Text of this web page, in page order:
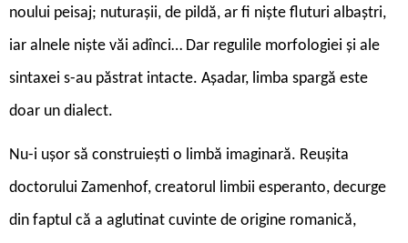
noului peisaj; nuturașii, de pildă, ar fi niște fluturi albaștri,
iar alnele niște văi adînci… Dar regulile morfologiei și ale
sintaxei s-au păstrat intacte. Așadar, limba spargă este
doar un dialect.
Nu-i ușor să construiești o limbă imaginară. Reușita
doctorului Zamenhof, creatorul limbii esperanto, decurge
din faptul că a aglutinat cuvinte de origine romanică,